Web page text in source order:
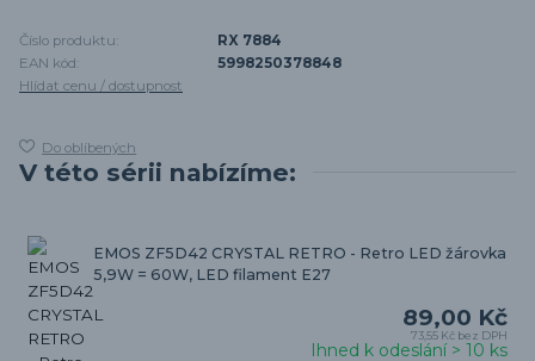
Číslo produktu:
RX 7884
EAN kód:
5998250378848
Hlídat cenu / dostupnost
Do oblíbených
V této sérii nabízíme:
EMOS ZF5D42 CRYSTAL RETRO - Retro LED žárovka
5,9W = 60W, LED filament E27
89,00 Kč
73,55 Kč bez DPH
Ihned k odeslání > 10 ks